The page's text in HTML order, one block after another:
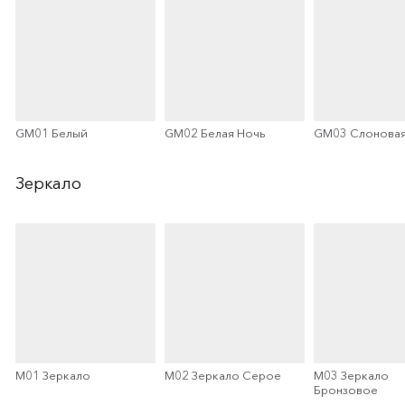
GM01 Белый GM02 Белая Ночь GM03
Зеркало
M01 Зеркало M02 Зеркало Серое
M03 Зеркало
Бронзовое